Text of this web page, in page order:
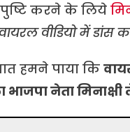
करने के लिये
वीडियो में डांस
हमने पाया कि
नेता मिनाक्षी